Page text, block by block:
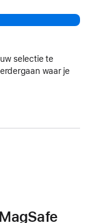
selectie te
waar je